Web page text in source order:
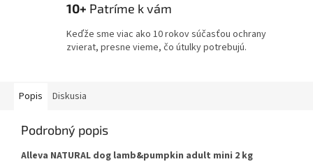
10+ Patríme k vám
Keďže sme viac ako 10 rokov súčasťou ochrany
zvierat, presne vieme, čo útulky potrebujú.
Popis Diskusia
Podrobný popis
Alleva NATURAL dog lamb&pumpkin adult mini 2 kg